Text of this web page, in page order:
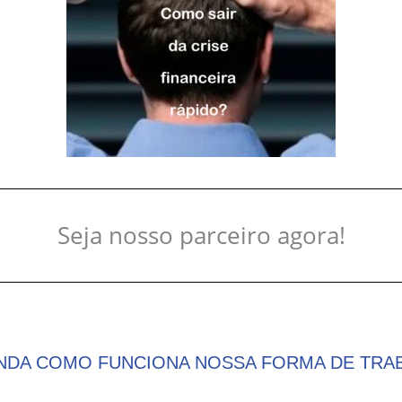
Seja nosso parceiro agora!
COMO FUNCIONA NOSSA FORMA DE